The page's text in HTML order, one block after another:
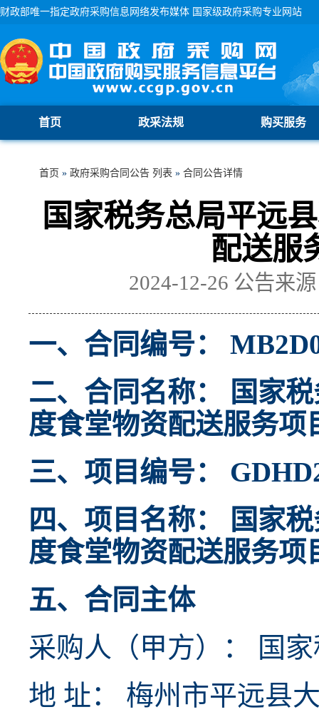
财政部唯一指定政府采购信息网络发布媒体 国家级政府采购专业网站
首页 政采法规 购买服务
首页 » 政府采购合同公告 列表 » 合同公告详情
国家税务总局平远
配送服
2024-12-26 公告来
一、合同编号：
二、合同名称： 国家
度食堂物资配送服务项
三、项目编号：
四、项目名称： 国家
度食堂物资配送服务项
五、合同主体
采购人（甲方）： 国
地 址： 梅州市平远县